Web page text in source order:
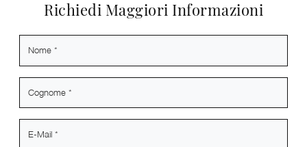
Richiedi Maggiori Informazioni